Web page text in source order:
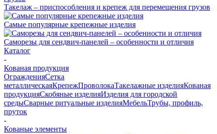
Такелаж – приспособления и крепеж для перемещения грузов
Самые популярные крепежные изделия
Саморезы для сендвич-панелей – особенности и отличия
Каталог
-
Кованая продукция
ОгражденияСетка
металлическаяКрепежПроволокаТакелажные изделияКованая
продукцияСкобяные изделияИзделия для городской
средыСварные ритуальные изделияМебельТрубы, профиль,
пруток
-
Кованые элементы